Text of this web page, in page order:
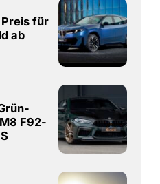
für
ab
F92-